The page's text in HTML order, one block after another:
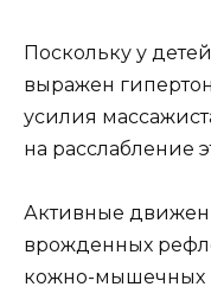
Поскольку у
выражен
усилия
на расслабление
Активные
врожденных
кожно-мышечных